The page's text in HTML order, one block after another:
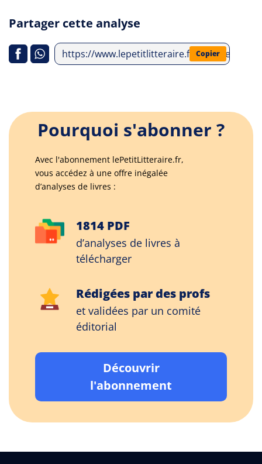
Partager cette analyse
https://www.lepetitlitteraire.fr/analyses-
Copier
Pourquoi s'abonner ?
Avec l'abonnement lePetitLitteraire.fr,
vous accédez à une offre inégalée
d’analyses de livres :
1814 PDF
d’analyses de livres à
télécharger
Rédigées par des profs
et validées par un comité
éditorial
Découvrir
l'abonnement